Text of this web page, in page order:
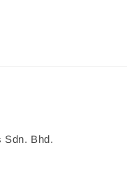
Sdn. Bhd.